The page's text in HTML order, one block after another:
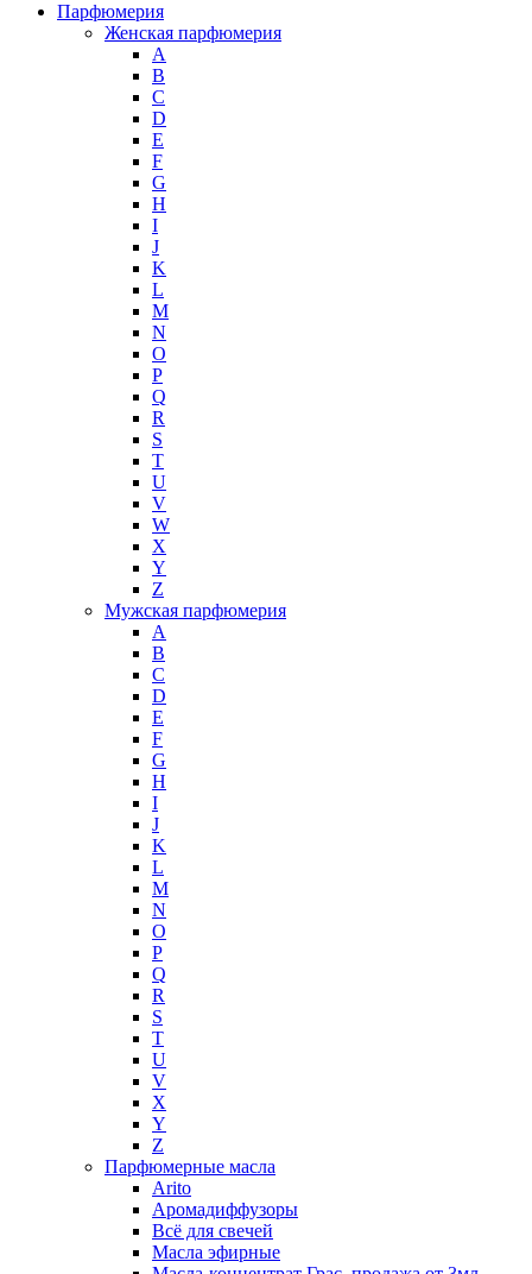
Парфюмерия
Женская парфюмерия
A
B
C
D
E
F
G
H
I
J
K
L
M
N
O
P
Q
R
S
T
U
V
W
X
Y
Z
Мужская парфюмерия
A
B
C
D
E
F
G
H
I
J
K
L
M
N
O
P
Q
R
S
T
U
V
X
Y
Z
Парфюмерные масла
Arito
Аромадиффузоры
Всё для свечей
Масла эфирные